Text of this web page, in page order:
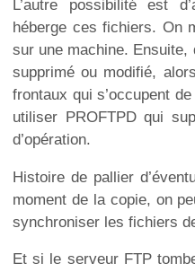
L’autre possibilité est
héberge ces fichiers. On
sur une machine. Ensuite,
supprimé ou modifié,
frontaux qui s’occupent
utiliser PROFTPD qui
d’opération.
Histoire de pallier
moment de la copie, on
synchroniser les fichiers
Et si le serveur FTP